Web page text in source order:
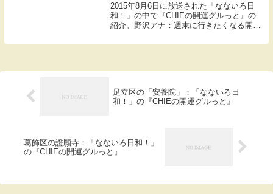
2015年8月6日に放送された「なないろ日
和！」の中で『CHIEの開運グルっと』の
紹介。野沢アナ：週末に行きたくなる開運
CEIE「すごくのどかで田んぼもあって、
足立区の「安養院」：「なないろ日
和！」の『CHIEの開運グルっと』
葛飾区の證願寺：「なないろ日和！」
の『CHIEの開運グルっと』